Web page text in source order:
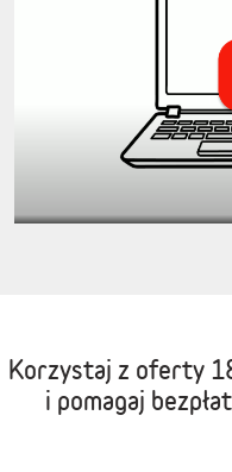
Korzystaj z oferty
i pomagaj